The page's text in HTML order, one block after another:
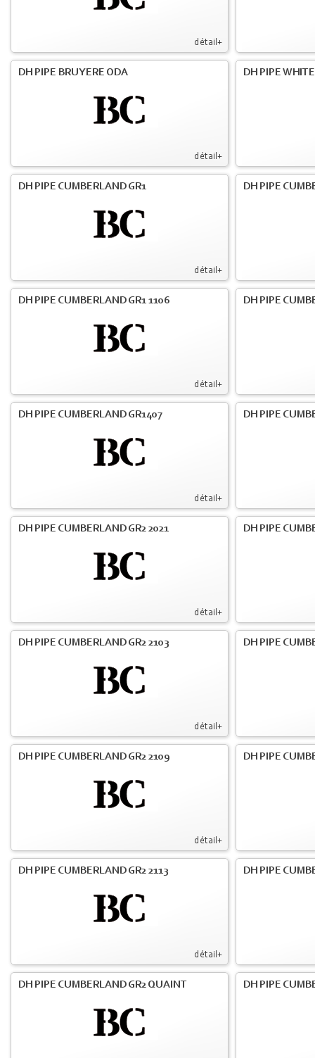
détail+
détail+
DH PIPE BRUYERE ODA DH PIPE
détail+
DH PIPE CUMBERLAND GR1 DH PIPE
détail+
DH PIPE CUMBERLAND GR1 1106 DH PIPE
détail+
DH PIPE CUMBERLAND GR1407 DH PIPE
détail+
DH PIPE CUMBERLAND GR2 2021 DH PIPE
détail+
DH PIPE CUMBERLAND GR2 2103 DH PIPE
détail+
DH PIPE CUMBERLAND GR2 2109 DH PIPE
détail+
DH PIPE CUMBERLAND GR2 2113 DH PIPE
DH PIPE CUMBERLAND GR2 QUAINT DH PIPE